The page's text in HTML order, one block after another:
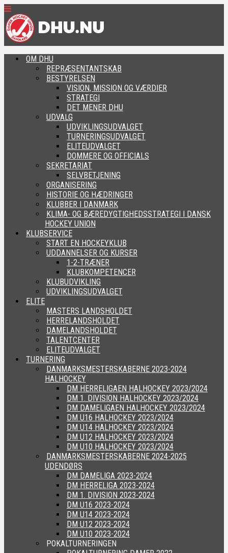
OM DHU
REPRÆSENTANTSKAB
BESTYRELSEN
VISION, MISSION OG VÆRDIER
STRATEGI
DET MENER DHU
UDVALG
UDVIKLINGSUDVALGET
TURNERINGSUDVALGET
ELITEUDVALGET
DOMMERE OG OFFICIALS
SEKRETARIAT
SELVBETJENING
ORGANISERING
HISTORIE OG HÆDRINGER
KLUBBER I DANMARK
KLIMA- OG BÆREDYGTIGHEDSSTRATEGI I DANSK
HOCKEY UNION
KLUBSERVICE
START EN HOCKEYKLUB
UDDANNELSER OG KURSER
1-2-TRÆNER
KLUBKOMPETENCER
KLUBUDVIKLING
UDVIKLINGSUDVALGET
ELITE
MASTERS LANDSHOLDET
HERRELANDSHOLDET
DAMELANDSHOLDET
TALENTCENTER
ELITEUDVALGET
TURNERING
DANMARKSMESTERSKABERNE 2023-2024
HALHOCKEY
DM HERRELIGAEN HALHOCKEY 2023/2024
DM 1. DIVISION HALHOCKEY 2023/2024
DM DAMELIGAEN HALHOCKEY 2023/2024
DM U16 HALHOCKEY 2023/2024
DM U14 HALHOCKEY 2023/2024
DM U12 HALHOCKEY 2023/2024
DM U10 HALHOCKEY 2023/2024
DANMARKSMESTERSKABERNE 2024-2025
UDENDØRS
DM DAMELIGA 2023-2024
DM HERRELIGA 2023-2024
DM 1. DIVISION 2023-2024
DM U16 2023-2024
DM U14 2023-2024
DM U12 2023-2024
DM U10 2023-2024
POKALTURNERINGEN